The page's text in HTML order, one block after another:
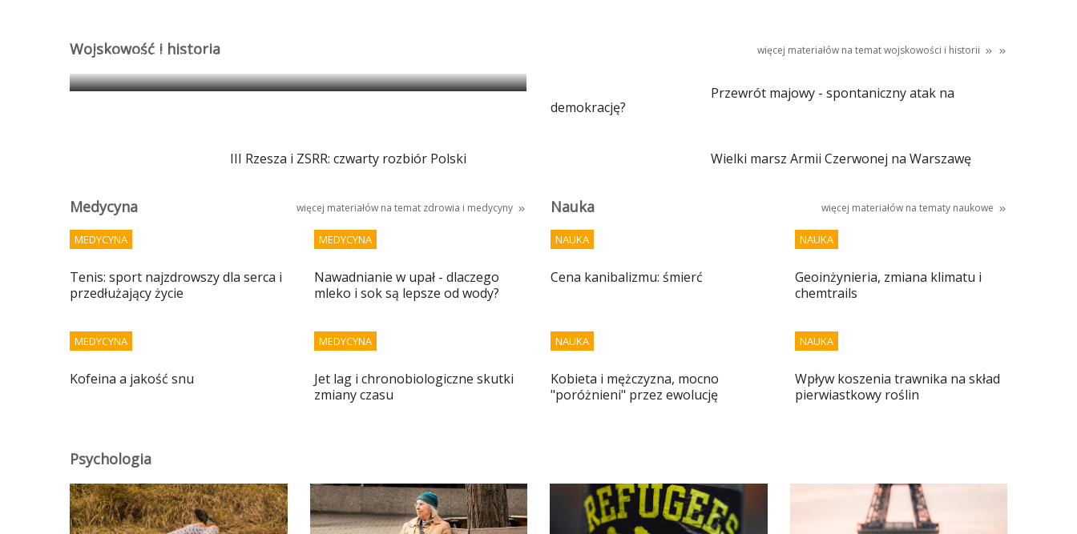
Wojskowość i historia więcej materiałów na tematwojskowości i historii
Egipt: granica między antyczną propagandą i magią
Przewrót majowy - spontaniczny atak na
demokrację?
III Rzesza i ZSRR: czwarty rozbiór Polski Wielki marsz Armii Czerwonej na Warszawę
Medycyna więcej materiałów na temat zdrowia i medycyny
MEDYCYNA
Tenis: sport najzdrowszy dla serca i
przedłużający życie
MEDYCYNA
Nawadnianie w upał - dlaczego
mleko i sok są lepsze od wody?
MEDYCYNA
Kofeina a jakość snu
MEDYCYNA
Jet lag i chronobiologiczne skutki
zmiany czasu
Nauka więcej materiałów na tematy naukowe
NAUKA
Cena kanibalizmu: śmierć
NAUKA
Geoinżynieria, zmiana klimatu i
chemtrails
NAUKA
Kobieta i mężczyzna, mocno
"poróżnieni" przez ewolucję
NAUKA
Wpływ koszenia trawnika na skład
pierwiastkowy roślin
Psychologia